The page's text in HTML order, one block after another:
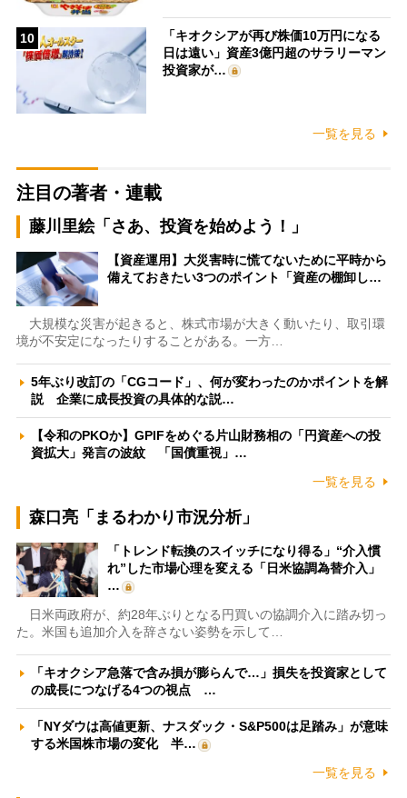
10
「キオクシアが再び株価10万円になる
日は遠い」資産3億円超のサラリーマン
投資家が…
一覧を見る
注目の著者・連載
藤川里絵「さあ、投資を始めよう！」
【資産運用】大災害時に慌てないために平時から
備えておきたい3つのポイント「資産の棚卸し…
大規模な災害が起きると、株式市場が大きく動いたり、取引環
境が不安定になったりすることがある。一方…
5年ぶり改訂の「CGコード」、何が変わったのかポイントを解
説 企業に成長投資の具体的な説…
【令和のPKOか】GPIFをめぐる片山財務相の「円資産への投
資拡大」発言の波紋 「国債重視」…
一覧を見る
森口亮「まるわかり市況分析」
「トレンド転換のスイッチになり得る」“介入慣
れ”した市場心理を変える「日米協調為替介入」
…
日米両政府が、約28年ぶりとなる円買いの協調介入に踏み切っ
た。米国も追加介入を辞さない姿勢を示して…
「キオクシア急落で含み損が膨らんで…」損失を投資家として
の成長につなげる4つの視点 …
「NYダウは高値更新、ナスダック・S&P500は足踏み」が意味
する米国株市場の変化 半…
一覧を見る